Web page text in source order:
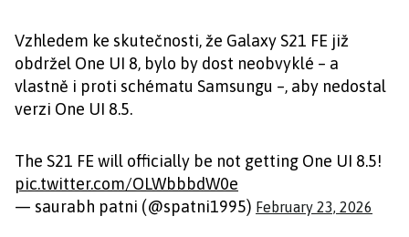
Vzhledem ke skutečnosti, že Galaxy S21 FE již
obdržel One UI 8, bylo by dost neobvyklé – a
vlastně i proti schématu Samsungu –, aby nedostal
verzi One UI 8.5.
The S21 FE will officially be not getting One UI 8.5!
pic.twitter.com/OLWbbbdW0e
— saurabh patni (@spatni1995) February 23, 2026